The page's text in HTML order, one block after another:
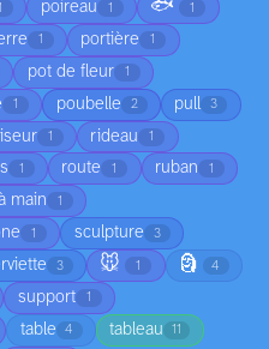
poireau 1 🐟 1
1 portière 1
pot de fleur 1
1 poubelle 2 pull 3
1 rideau 1
1 route 1 ruban 1
main 1
1 sculpture 3
3 🐭 1 🗿 4
support 1
table 4 tableau 11